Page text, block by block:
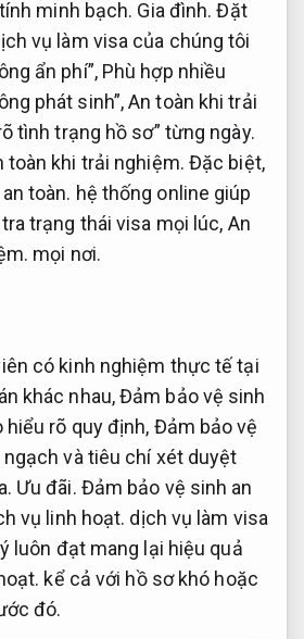
minh bạch. Gia đình. Đặt
vụ làm visa của chúng tôi
ẩn phí”, Phù hợp nhiều
phát sinh”,An toàn khi trải
tình trạng hồ sơ” từng ngày.
toàn khi trải nghiệm. Đặc biệt,
toàn. hệ thống online giúp
trạng thái visa mọi lúc, An
mọi nơi.
có kinh nghiệm thực tế tại
khác nhau,Đảm bảo vệ sinh
hiểu rõ quy định, Đảm bảo vệ
ngạch và tiêu chí xét duyệt
Ưu đãi. Đảm bảo vệ sinh an
vụ linh hoạt. dịch vụ làm visa
luôn đạt mang lại hiệu quả
kể cả với hồ sơ khó hoặc
đó.